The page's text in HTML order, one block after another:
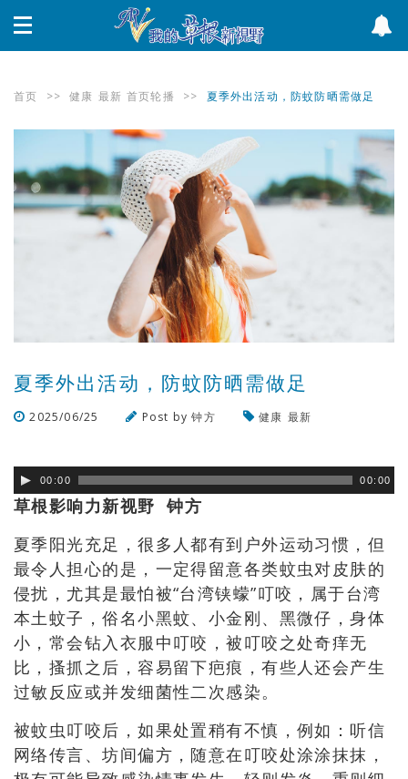
首页 >> 健康 最新 首页轮播 >> 夏季外出活动，防蚊防晒需做足
夏季外出活动，防蚊防晒需做足
2025/06/25 Post by钟方 健康 最新
00:00 00:00
草根影响力新视野 钟方
夏季阳光充足，很多人都有到户外运动习惯，但
最令人担心的是， 一定得留意各类蚊虫对皮肤的
侵扰，尤其是最怕被“台湾铗蠓”叮咬，属于台湾
本土蚊子，俗名小黑蚊、小金刚、黑微仔，身体
小，常会钻入衣服中叮咬，被叮咬之处奇痒无
比，搔抓之后，容易留下疤痕，有些人还会产生
过敏反应或并发细菌性二次感染。
被蚊虫叮咬后，如果处置稍有不慎，例如：听信
网络传言、坊间偏方，随意在叮咬处涂涂抹抹，